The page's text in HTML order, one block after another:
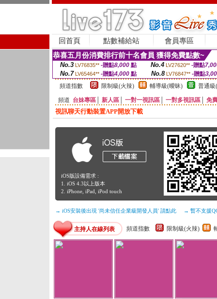
回首頁 點數補給站 會員專區
恭喜五月份消費排行前十名會員 獲得免費點數~
No.3 LV76835** -贈點8,000點 No.4 LV27620** -贈點
No.7 LV65464** -贈點4,000 點 No.8 LV76847** -贈點
頻道指數
限制級(火辣) 輔導級(曖昧) 普通級
頻道 台妹專區 新人區 一對一視訊區 一對多視訊區 免
視訊聊天行動裝置APP開放下載
iOS版設備需求 :
1. iOS 4.3以上版本
2. iPhone, iPad, iPod touch
→ iOS安裝後出現 '尚未信任企業級開發人員' 請點此 → 暫不支援
主持人在線列表 頻道指數 限制級(火辣)